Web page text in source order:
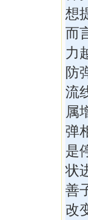
想
而
力
防
流
属
弹
是
状
善
改